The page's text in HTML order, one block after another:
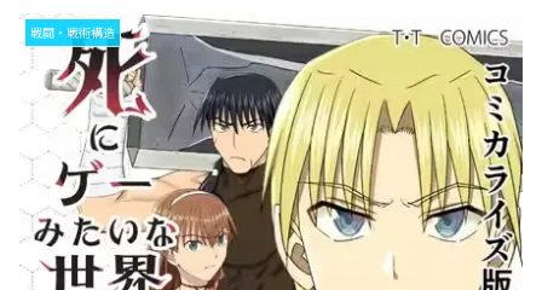
戦闘・戦術構造